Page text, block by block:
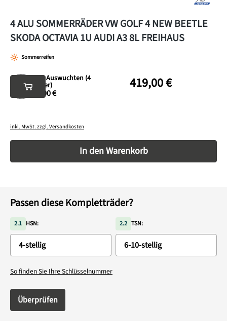
4 ALU SOMMERRÄDER VW GOLF 4 NEW BEETLE
SKODA OCTAVIA 1U AUDI A3 8L FREIHAUS
Sommerreifen
Neu Auswuchten (4
Räder)
35,00 €
419,00 €
inkl. MwSt. zzgl. Versandkosten
Produkt Anzahl: Gib den gewünschten Wert
In den Warenkorb
Passen diese Kompletträder?
2.1 HSN: 2.2 TSN:
So finden Sie Ihre Schlüsselnummer
Überprüfen